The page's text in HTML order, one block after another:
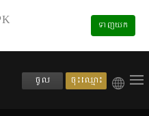
ទាញយក
ចូល ចុះឈ្មោះ